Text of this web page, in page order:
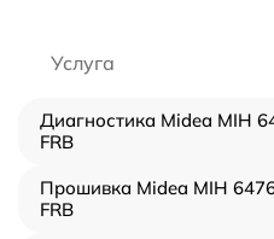
Услуга
Диагностика Midea MIH
FRB
Прошивка Midea MIH
FRB